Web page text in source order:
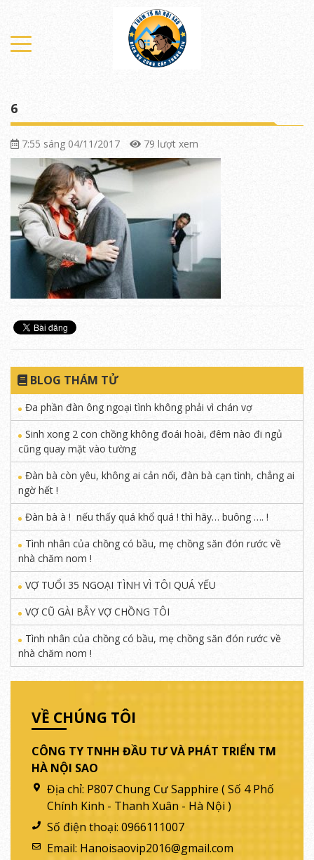
6
7:55 sáng 04/11/2017 79 lượt xem
BLOG THÁM TỬ
Đa phần đàn ông ngoại tình không phải vì chán vợ
Sinh xong 2 con chồng không đoái hoài, đêm nào đi ngủ
cũng quay mặt vào tường
Đàn bà còn yêu, không ai cản nổi, đàn bà cạn tình, chẳng ai
ngờ hết !
Đàn bà à ! nếu thấy quá khổ quá ! thì hãy… buông …. !
Tình nhân của chồng có bầu, mẹ chồng săn đón rước về
nhà chăm nom !
VỢ TUỔI 35 NGOẠI TÌNH VÌ TÔI QUÁ YẾU
VỢ CŨ GÀI BẪY VỢ CHỒNG TÔI
Tình nhân của chồng có bầu, mẹ chồng săn đón rước về
nhà chăm nom !
VỀ CHÚNG TÔI
CÔNG TY TNHH ĐẦU TƯ VÀ PHÁT TRIỂN TM
HÀ NỘI SAO
Địa chỉ: P807 Chung Cư Sapphire ( Số 4 Phố
Chính Kinh - Thanh Xuân - Hà Nội )
Số điện thoại: 0966111007
Email: Hanoisaovip2016@gmail.com